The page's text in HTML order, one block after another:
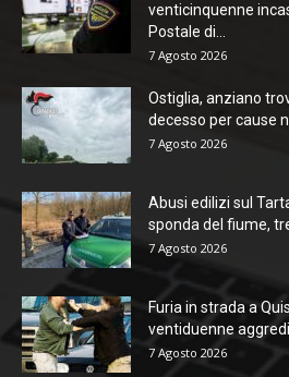
venticinquenne
Postale di...
7 Agosto 2026
Ostiglia, anziano
decesso per cause
7 Agosto 2026
Abusi edilizi sul
sponda del fiume,
7 Agosto 2026
Furia in strada a
ventiduenne
7 Agosto 2026